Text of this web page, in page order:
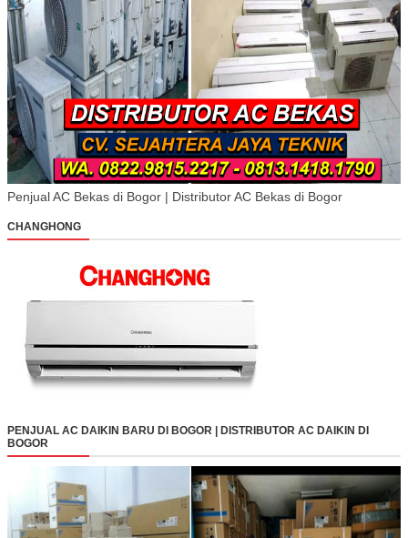
Penjual AC Bekas di Bogor | Distributor AC Bekas di Bogor
CHANGHONG
PENJUAL AC DAIKIN BARU DI BOGOR | DISTRIBUTOR AC DAIKIN DI
BOGOR